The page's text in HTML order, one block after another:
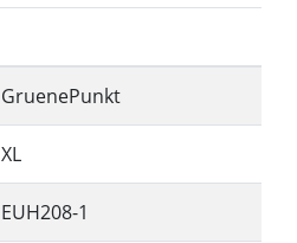
GruenePunkt
XL
EUH208-1